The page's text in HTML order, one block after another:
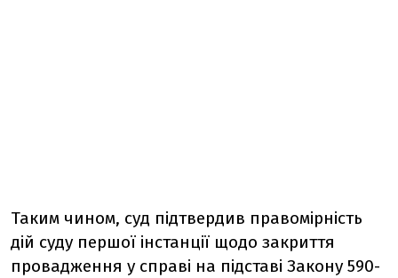
Таким чином, суд підтвердив правомірність
дій суду першої інстанції щодо закриття
провадження у справі на підставі Закону 590-